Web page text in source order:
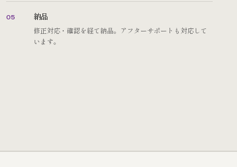
05 納品
修正対応・確認を経て納品。アフターサポートも対応して
います。